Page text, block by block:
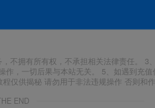
不拥有所有权，不承担相关法律责任。 3
，一切后果与本站无关。 5、如遇到充
仅供揭秘 请勿用于非法违规操作 否则和
END